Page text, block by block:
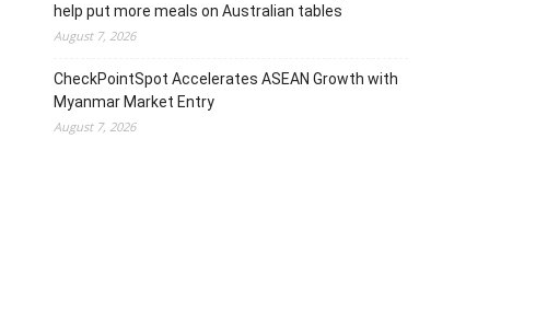
help put more meals on Australian tables
August 7, 2026
CheckPointSpot Accelerates ASEAN Growth with
Myanmar Market Entry
August 7, 2026